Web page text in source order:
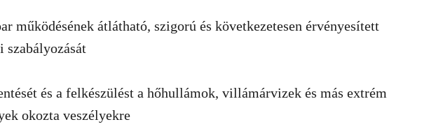
működésének átlátható, szigorú és következetesen érvényesített
szabályozását
és a felkészülést a hőhullámok, villámárvizek és más extrém
okozta veszélyekre